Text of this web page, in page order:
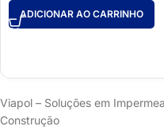
ADICIONAR AO CARRINHO
Viapol – Soluções em
Construção